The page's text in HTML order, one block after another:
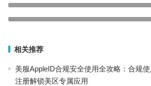
2025 实测！零门槛注册香港 Apple ID 教程，3
相关推荐
美服AppleID合规安全使用全攻略：合规
注册解锁美区专属应用